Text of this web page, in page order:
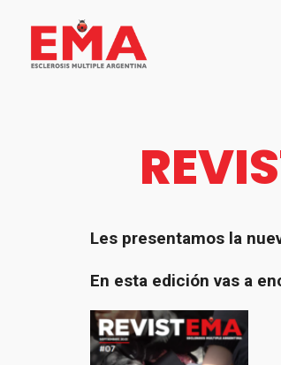
Les presentamos la
En esta edición vas a